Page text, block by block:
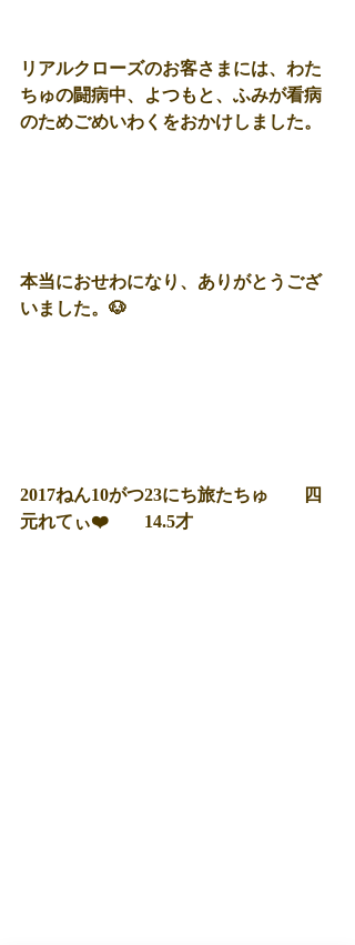
リアルクローズのお客さまには、わた
ちゅの闘病中、よつもと、ふみが看病
のためごめいわくをおかけしました。
本当におせわになり、ありがとうござ
いました。🐶
2017ねん10がつ23にち旅たちゅ　　四
元れてぃ❤️　　14.5才